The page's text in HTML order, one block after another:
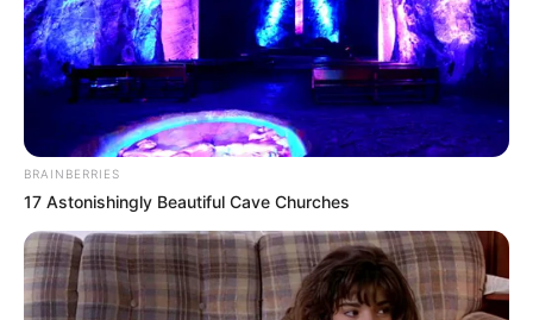
improvisaron vigilias con sus canciones,
bailando entre lágrimas.
BRAINBERRIES
17 Astonishingly Beautiful Cave Churches